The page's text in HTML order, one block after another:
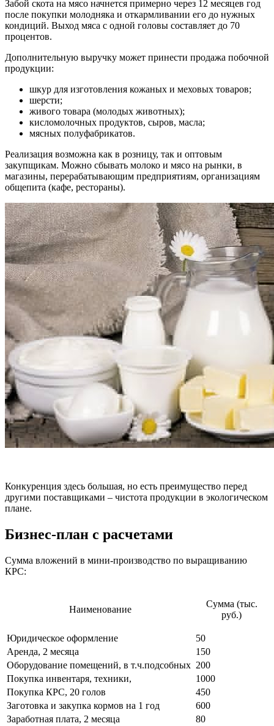
Забой скота на мясо начнется примерно через 12 месяцев год
после покупки молодняка и откармливании его до нужных
кондиций. Выход мяса с одной головы составляет до 70
процентов.
Дополнительную выручку может принести продажа побочной
продукции:
шкур для изготовления кожаных и меховых товаров;
шерсти;
живого товара (молодых животных);
кисломолочных продуктов, сыров, масла;
мясных полуфабрикатов.
Реализация возможна как в розницу, так и оптовым
закупщикам. Можно сбывать молоко и мясо на рынки, в
магазины, перерабатывающим предприятиям, организациям
общепита (кафе, рестораны).
Конкуренция здесь большая, но есть преимущество перед
другими поставщиками – чистота продукции в экологическом
плане.
Бизнес-план с расчетами
Сумма вложений в мини-производство по выращиванию
КРС:
Наименование
Сумма (тыс.
руб.)
Юридическое оформление
50
Аренда, 2 месяца
150
Оборудование помещений, в т.ч.подсобных 200
Покупка инвентаря, техники,
1000
Покупка КРС, 20 голов
450
Заготовка и закупка кормов на 1 год
600
Заработная плата, 2 месяца
80